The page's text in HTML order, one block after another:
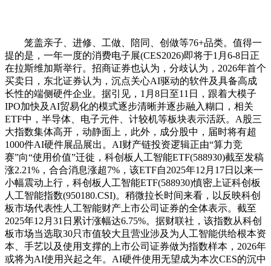
笼盖亲子、进修、工做、陪同、创做等76+品类。值得一
提的是，一年一度的消费电子展(CES2026)即将于1月6-8日正
在拉斯维加斯举行。招商证券也认为，分歧认为，2026年首个
买卖日，东北证券认为，沉点关心AI驱动的软件及具备高成
长性的端侧硬件企业。据引见，1月8日至11日，跟着大模子
IPO加快及AI贸易化的模式逐步清晰并逐步融入糊口，相关
ETF中，半导体、电子元件、计较机等板块表示活跃。A股三
大指数集体高开，动静面上，此外，成分股中，届时将有超
1000件AI硬件展品展出。AI财产链投资逻辑正由“算力竞
赛”向“使用价值”迁徙，科创板人工智能ETF(588930)截至发稿
涨2.21%，合合消息涨超7%，该ETF自2025年12月17日以来一
小幅震动上行，科创板人工智能ETF(588930)慎密上证科创板
人工智能指数(950180.CSI)。稍微拉长时间来看，以反映科创
板市场代表性人工智能财产上市公司证券的全体表示。截至
2025年12月31日累计涨幅达6.75%。据财联社，该指数从科创
板市场当选取30只市值较大且营业涉及为人工智能供给根本资
本、手艺以及使用支撑的上市公司证券做为指数样本，2026年
或将为AI使用兴起之年。AI硬件使用无望成为本次CES的沉中